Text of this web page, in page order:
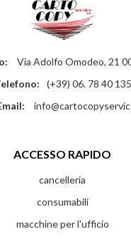
Via Adolfo Omodeo, 21
(+39) 06. 78 40
ACCESSO RAPIDO
cancelleria
consumabili
macchine per l'ufficio